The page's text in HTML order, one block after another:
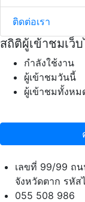
ติดต่อเรา
สถิติผู้เข้าชมเว็
กำลังใช้งาน
ผู้เข้าชมวันนี้
ผู้เข้าชมทั้งหม
เลขที่ 99/99 ถน
จังหวัดตาก รหัส
055 508 986